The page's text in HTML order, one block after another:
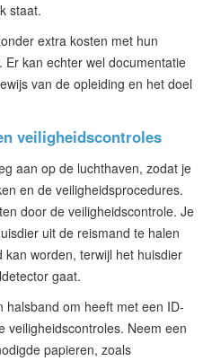
staat.
extra kosten met hun
kan echter wel documentatie
van de opleiding en het doel
veiligheidscontroles
aan op de luchthaven, zodat je
en de veiligheidsprocedures.
door de veiligheidscontrole. Je
uit de reismand te halen
worden, terwijl het huisdier
gaat.
om heeft met een ID-
veiligheidscontroles. Neem een
papieren, zoals